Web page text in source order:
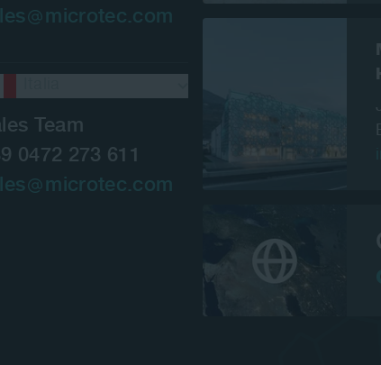
microtec.com
Team
0472 273 611
microtec.com